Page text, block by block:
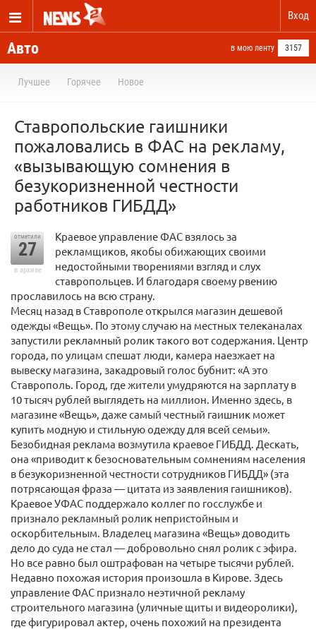
Вход
Авто в мою ленту 3157
Лучшее Горячее Новое
Ставропольские гаишники
пожаловались в ФАС на рекламу,
«вызывающую сомнения в
безукоризненной честности
работников ГИБДД»
отметили
27
в архиве
Краевое управление ФАС взялось за
рекламщиков, якобы обижающих своими
недостойными творениями взгляд и слух
ставропольцев. И благодаря своему рвению
прославилось на всю страну.
Месяц назад в Ставрополе открылся магазин дешевой
одежды «Вещь». По этому случаю на местных телеканалах
запустили рекламный ролик такого вот содержания. Центр
города, по улицам спешат люди, камера наезжает на
вывеску магазина, закадровый голос бубнит: «А это
Ставрополь. Город, где жители умудряются на зарплату в
10 тысяч рублей выглядеть на миллион. Именно здесь, в
магазине «Вещь», даже самый честный гаишник может
купить модную и стильную одежду для всей семьи».
Безобидная реклама возмутила краевое ГИБДД. Дескать,
она «приводит к безосновательным сомнениям населения
в безукоризненной честности сотрудников ГИБДД» (эта
потрясающая фраза — цитата из заявления гаишников).
Краевое УФАС поддержало коллег по госслужбе и
признало рекламный ролик непристойным и
оскорбительным. Владелец магазина «Вещь» доводить
дело до суда не стал — добровольно снял ролик с эфира.
Но все равно был оштрафован на четыре тысячи рублей.
Недавно похожая история произошла в Кирове. Здесь
управление ФАС признало неэтичной рекламу
строительного магазина (уличные щиты и видеоролики),
где фигурировал актер, очень похожий на президента